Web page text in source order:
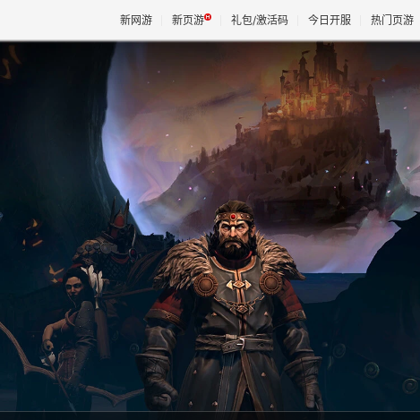
新网游 新页游 礼包/激活码 今日开服 热门页游
魔兽
天堂
王权与